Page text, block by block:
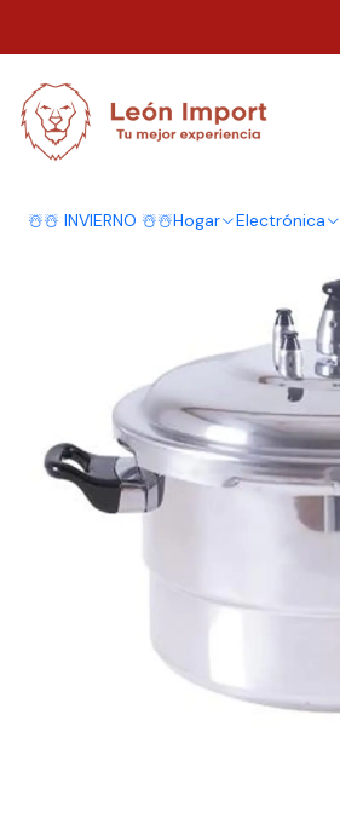
☃️☃️ INVIERNO ☃️☃️Hogar Electrónica